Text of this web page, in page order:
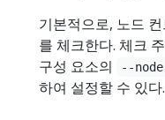
기본적으로, 노드
를 체크한다. 체크
구성 요소의 --
하여 설정할 수 있다.